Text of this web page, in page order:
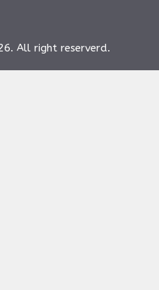
All right reserverd.